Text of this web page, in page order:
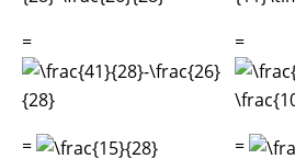
=
=
=
=